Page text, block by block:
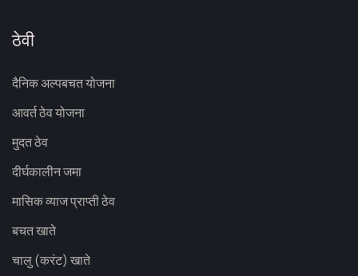
ठेवी
दैनिक अल्पबचत योजना
आवर्त ठेव योजना
मुदत ठेव
दीर्घकालीन जमा
मासिक व्याज प्राप्ती ठेव
बचत खाते
चालु (करंट) खाते